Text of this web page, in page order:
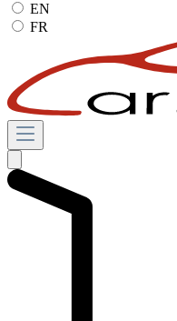
EN
FR